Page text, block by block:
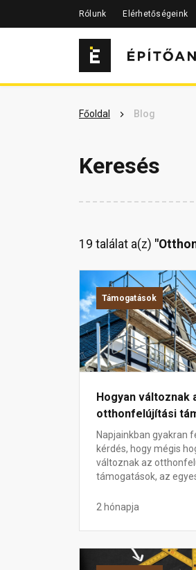
Rólunk Elérhetőségeink
Főoldal Blog
Keresés
19 találat a(z)
Támogatások
Hogyan változnak
otthonfelújítási
Napjainkban gyakran
kérdés, hogy mégis
változnak az
támogatások, az egyes
2 hónapja